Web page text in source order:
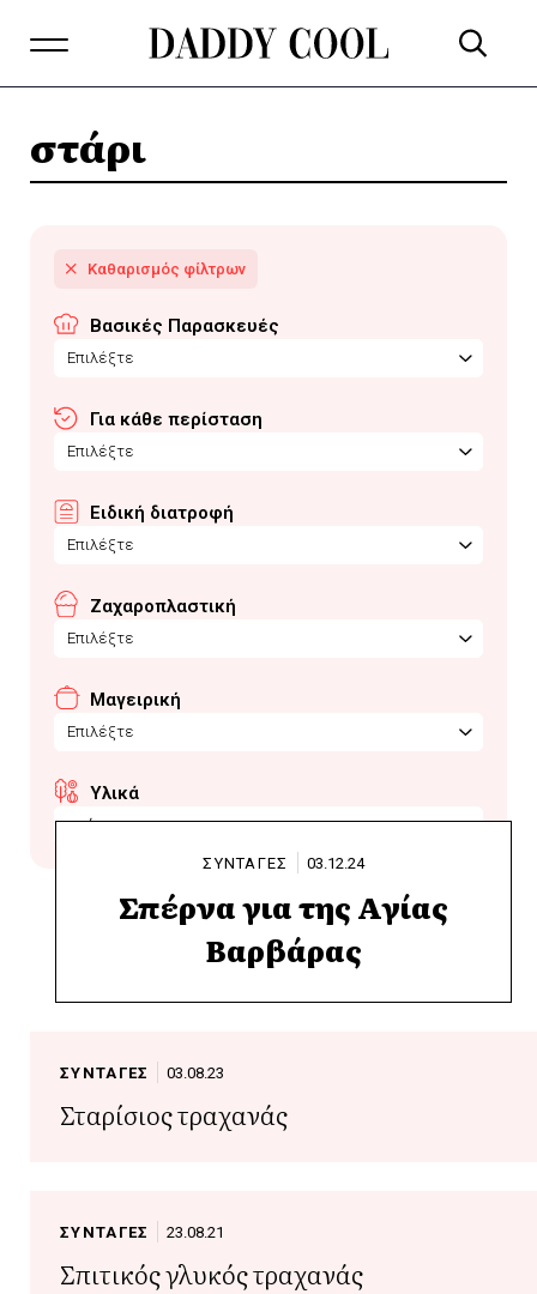
στάρι
Βασικές Παρασκευές
Επιλέξτε
Για κάθε περίσταση
Επιλέξτε
Ειδική διατροφή
Επιλέξτε
Ζαχαροπλαστική
Επιλέξτε
Μαγειρική
Επιλέξτε
Υλικά
στάρι
ΣΥΝΤΑΓΕΣ 03.12.24
Σπέρνα για της Αγίας
Βαρβάρας
ΣΥΝΤΑΓΕΣ 03.08.23
Σταρίσιος τραχανάς
ΣΥΝΤΑΓΕΣ 23.08.21
Σπιτικός γλυκός τραχανάς